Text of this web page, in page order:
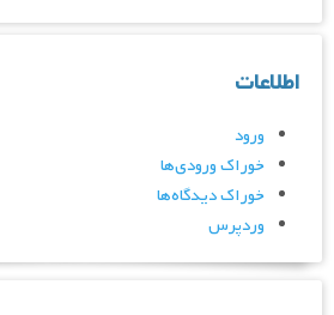
اطلاعات
ورود
خوراک ورودی‌ها
خوراک دیدگاه‌ها
وردپرس